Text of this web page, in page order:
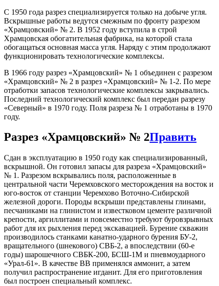
С 1950 года разрез специализируется только на добыче угля.
Вскрышные работы ведутся смежным по фронту разрезом
«Храмцовский» № 2. В 1952 году вступила в строй
Храмцовская обогатительная фабрика, на которой стала
обогащаться основная масса угля. Наряду с этим продолжают
функционировать технологические комплексы.
В 1966 году разрез «Храмцовский» № 1 объединен с разрезом
«Храмцовский» № 2 в разрез «Храмцовский» № 1-2. По мере
отработки запасов технологические комплексы закрывались.
Последний технологический комплекс был передан разрезу
«Северный» в 1970 году. Поля разреза № 1 отработаны в 1970
году.
Разрез «Храмцовский» № 2Править
Сдан в эксплуатацию в 1950 году как специализированный,
вскрышной. Он готовил запасы для разреза «Храмцовский»
№ 1. Разрезом вскрывались поля, расположенные в
центральной части Черемховского месторождения на восток и
юго-восток от станции Черемхово Воточно-Сибирской
железной дороги. Породы вскрыши представлены глинами,
песчаниками на глинистом и известковом цементе различной
крепости, аргиллитами и повсеместно требуют буровзрывных
работ для их рыхления перед экскавацией. Бурение скважин
производилось станками канатно-ударного бурения БУ-2,
вращательного (шнекового) СВБ-2, а впоследствии (60-е
годы) шарошечного СВБК-200, БСШ-1М и пневмоударного
«Урал-61». В качестве ВВ применялся аммонит, а затем
получил распространение игданит. Для его приготовления
был построен специальный комплекс.